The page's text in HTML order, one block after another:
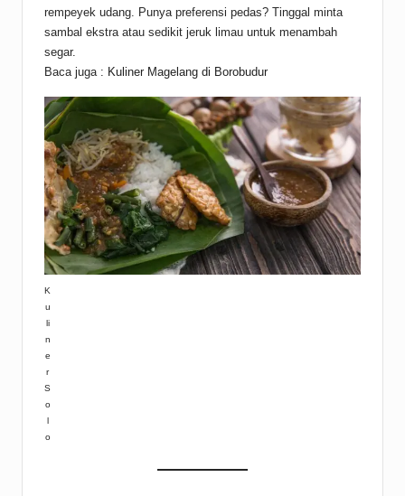
rempeyek udang. Punya preferensi pedas? Tinggal minta
sambal ekstra atau sedikit jeruk limau untuk menambah
segar.
Baca juga : Kuliner Magelang di Borobudur
K
u
li
n
e
r
S
o
o